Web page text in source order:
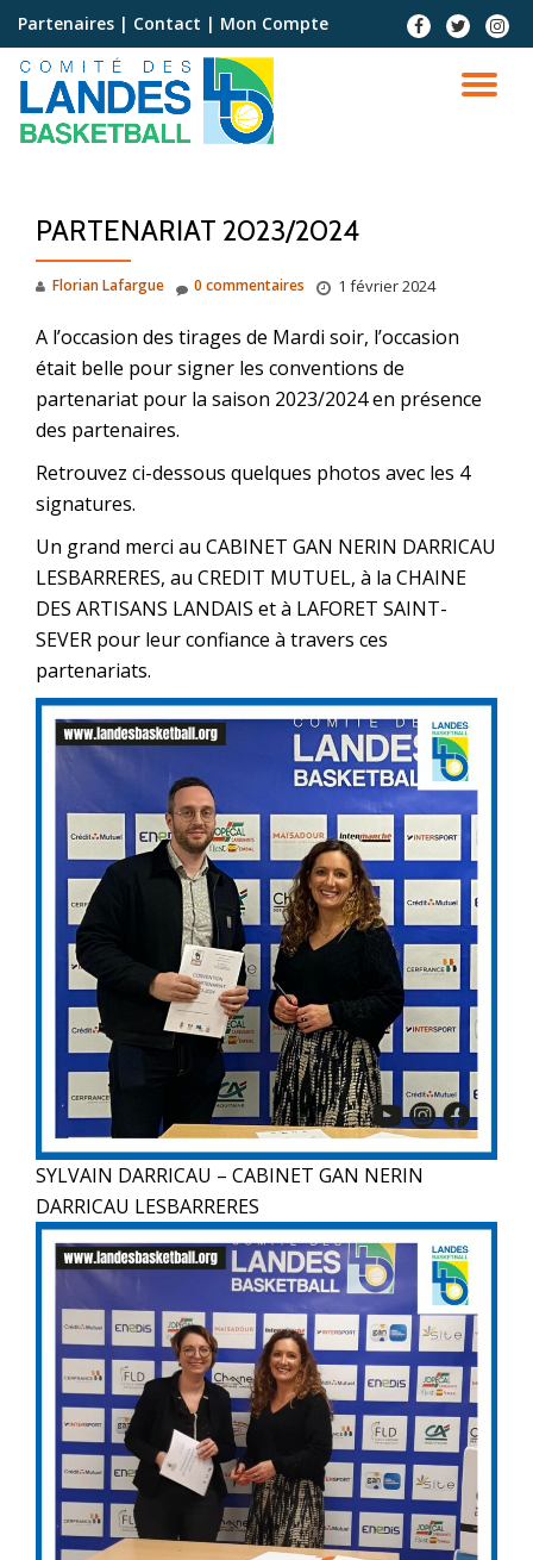
Aller
contenu
Partenaires | Contact | Mon Compte
PARTENARIAT 2023/2024
Florian Lafargue 1 février 2024
0 commentaires
A l’occasion des tirages de Mardi soir, l’occasion
était belle pour signer les conventions de
partenariat pour la saison 2023/2024 en présence
des partenaires.
Retrouvez ci-dessous quelques photos avec les 4
signatures.
Un grand merci au CABINET GAN NERIN DARRICAU
LESBARRERES, au CREDIT MUTUEL, à la CHAINE
DES ARTISANS LANDAIS et à LAFORET SAINT-
SEVER pour leur confiance à travers ces
partenariats.
SYLVAIN DARRICAU – CABINET GAN NERIN
DARRICAU LESBARRERES